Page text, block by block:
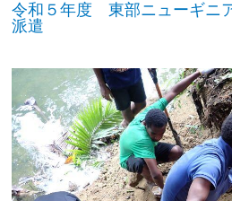
令和５年度 東部ニューギニ
派遣